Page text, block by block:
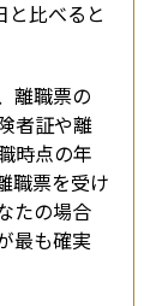
と比べると
離職票の
者証や離
時点の年
職票を受け
たの場合
最も確実